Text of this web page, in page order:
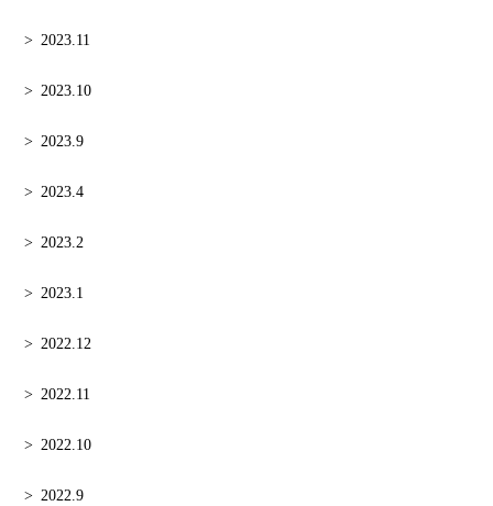
2023.11
2023.10
2023.9
2023.4
2023.2
2023.1
2022.12
2022.11
2022.10
2022.9